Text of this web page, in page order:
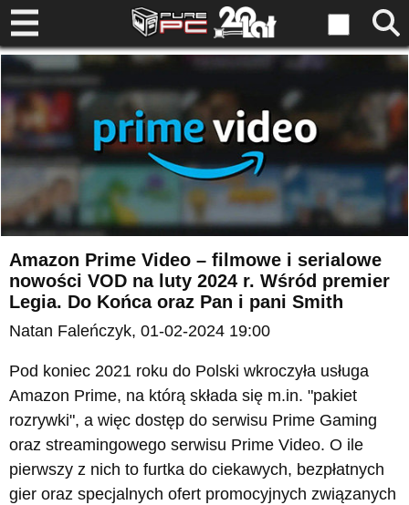
Amazon Prime Video – filmowe i serialowe
nowości VOD na luty 2024 r. Wśród premier
Legia. Do Końca oraz Pan i pani Smith
Natan Faleńczyk, 01-02-2024 19:00
Pod koniec 2021 roku do Polski wkroczyła usługa
Amazon Prime, na którą składa się m.in. "pakiet
rozrywki", a więc dostęp do serwisu Prime Gaming
oraz streamingowego serwisu Prime Video. O ile
pierwszy z nich to furtka do ciekawych, bezpłatnych
gier oraz specjalnych ofert promocyjnych związanych